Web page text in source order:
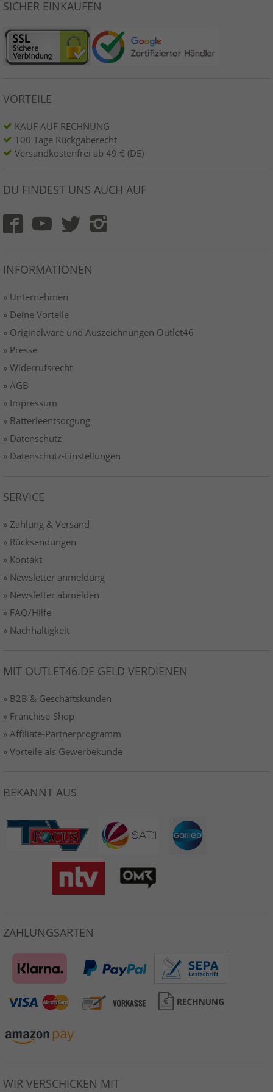
SICHER EINKAUFEN
VORTEILE
KAUF AUF RECHNUNG
100 Tage Rückgaberecht
Versandkostenfrei ab 49 € (DE)
DU FINDEST UNS AUCH AUF
INFORMATIONEN
» Unternehmen
» Deine Vorteile
» Originalware und Auszeichnungen Outlet46
» Presse
» Widerrufsrecht
» AGB
» Impressum
» Batterieentsorgung
» Datenschutz
» Datenschutz-Einstellungen
SERVICE
» Zahlung & Versand
» Rücksendungen
» Kontakt
» Newsletter anmeldung
» Newsletter abmelden
» FAQ/Hilfe
» Nachhaltigkeit
MIT OUTLET46.DE GELD VERDIENEN
» B2B & Geschäftskunden
» Franchise-Shop
» Affiliate-Partnerprogramm
» Vorteile als Gewerbekunde
BEKANNT AUS
ZAHLUNGSARTEN
WIR VERSCHICKEN MIT